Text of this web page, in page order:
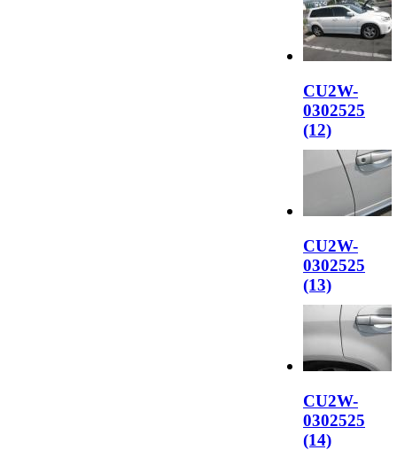
CU2W-
0302525
(12)
CU2W-
0302525
(13)
CU2W-
0302525
(14)